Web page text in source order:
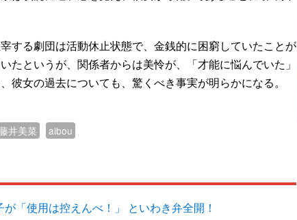
する劇団は活動休止状態で、金銭的に困窮していたことが
たというが、関係者からは美怜が、「才能に悩んでいた」
彼女の過去についても、驚くべき事実が明らかになる。
井美菜 aibou
「使用は控えんべ！」 といわき弁全開！